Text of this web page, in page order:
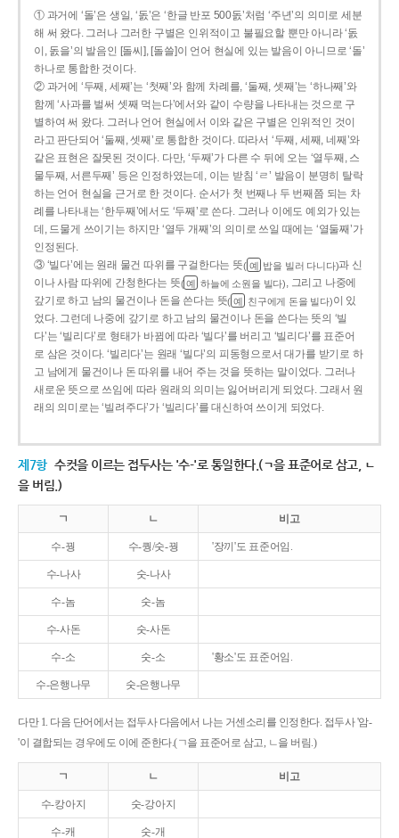
① 과거에 ‘돌’은 생일, ‘돐’은 ‘한글 반포 500돐’처럼 ‘주년’의 의미로 세분
해 써 왔다. 그러나 그러한 구별은 인위적이고 불필요할 뿐만 아니라 ‘돐
이, 돐을’의 발음인 [돌씨], [돌쓸]이 언어 현실에 있는 발음이 아니므로 ‘돌’
하나로 통합한 것이다.
② 과거에 ‘두째, 세째’는 ‘첫째’와 함께 차례를, ‘둘째, 셋째’는 ‘하나째’와
함께 ‘사과를 벌써 셋째 먹는다’에서와 같이 수량을 나타내는 것으로 구
별하여 써 왔다. 그러나 언어 현실에서 이와 같은 구별은 인위적인 것이
라고 판단되어 ‘둘째, 셋째’로 통합한 것이다. 따라서 ‘두째, 세째, 네째’와
같은 표현은 잘못된 것이다. 다만, ‘두째’가 다른 수 뒤에 오는 ‘열두째, 스
물두째, 서른두째’ 등은 인정하였는데, 이는 받침 ‘ㄹ’ 발음이 분명히 탈락
하는 언어 현실을 근거로 한 것이다. 순서가 첫 번째나 두 번째쯤 되는 차
례를 나타내는 ‘한두째’에서도 ‘두째’로 쓴다. 그러나 이에도 예외가 있는
데, 드물게 쓰이기는 하지만 ‘열두 개째’의 의미로 쓰일 때에는 ‘열둘째’가
인정된다.
③ ‘빌다’에는 원래 물건 따위를 구걸한다는 뜻( 예 밥을 빌러 다니다)과 신
이나 사람 따위에 간청한다는 뜻( 예 하늘에 소원을 빌다), 그리고 나중에
갚기로 하고 남의 물건이나 돈을 쓴다는 뜻( 예 친구에게 돈을 빌다)이 있
었다. 그런데 나중에 갚기로 하고 남의 물건이나 돈을 쓴다는 뜻의 ‘빌
다’는 ‘빌리다’로 형태가 바뀜에 따라 ‘빌다’를 버리고 ‘빌리다’를 표준어
로 삼은 것이다. ‘빌리다’는 원래 ‘빌다’의 피동형으로서 대가를 받기로 하
고 남에게 물건이나 돈 따위를 내어 주는 것을 뜻하는 말이었다. 그러나
새로운 뜻으로 쓰임에 따라 원래의 의미는 잃어버리게 되었다. 그래서 원
래의 의미로는 ‘빌려주다’가 ‘빌리다’를 대신하여 쓰이게 되었다.
제7항 수컷을 이르는 접두사는 '수-'로 통일한다.(ㄱ을 표준어로 삼고, ㄴ
을 버림.)
ㄱ ㄴ 비고
수-꿩 수-퀑/숫-꿩 '장끼'도 표준어임.
수-나사 숫-나사
수-놈 숫-놈
수-사돈 숫-사돈
수-소 숫-소 '황소'도 표준어임.
수-은행나무 숫-은행나무
다만 1. 다음 단어에서는 접두사 다음에서 나는 거센소리를 인정한다. 접두사 '암-
'이 결합되는 경우에도 이에 준한다.(ㄱ을 표준어로 삼고, ㄴ을 버림.)
ㄱ ㄴ 비고
수-캉아지 숫-강아지
수-캐 숫-개